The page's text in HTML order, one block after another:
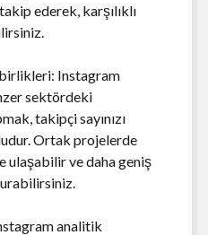
ederek, karşılıklı
Instagram
sektördeki
takipçi sayınızı
Ortak projelerde
ulaşabilir ve daha geniş
analitik